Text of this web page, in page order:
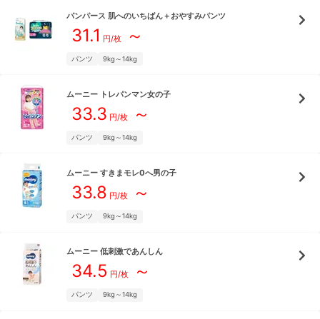
パンパース 肌へのいちばん＋おやすみパンツ
31.1 円/枚～
パンツ 9kg～14kg
ムーニー トレパンマン女の子
33.3 円/枚～
パンツ 9kg～14kg
ムーニー すきまモレ0へ男の子
33.8 円/枚～
パンツ 9kg～14kg
ムーニー 低刺激であんしん
34.5 円/枚～
パンツ 9kg～14kg